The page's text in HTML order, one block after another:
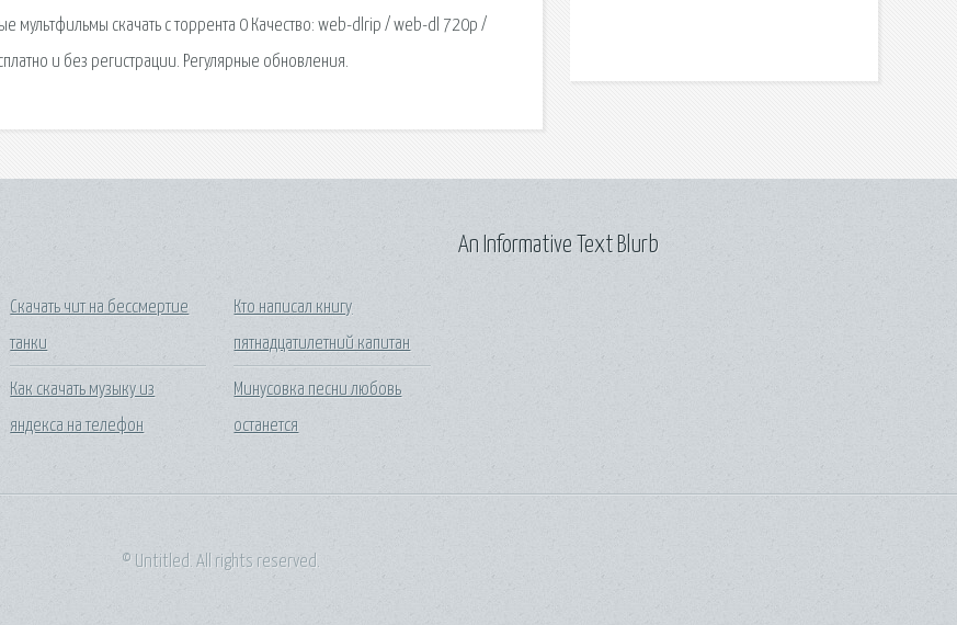
скачать с торрента 0 Качество: web-dlrip / web-dl 720p /
и без регистрации. Регулярные обновления.
Скачать чит на бессмертие
танки
Как скачать музыку из
яндекса на телефон
Кто написал книгу
пятнадцатилетний капитан
Минусовка песни любовь
останется
An Informative Text Blurb
© Untitled. All rights reserved.